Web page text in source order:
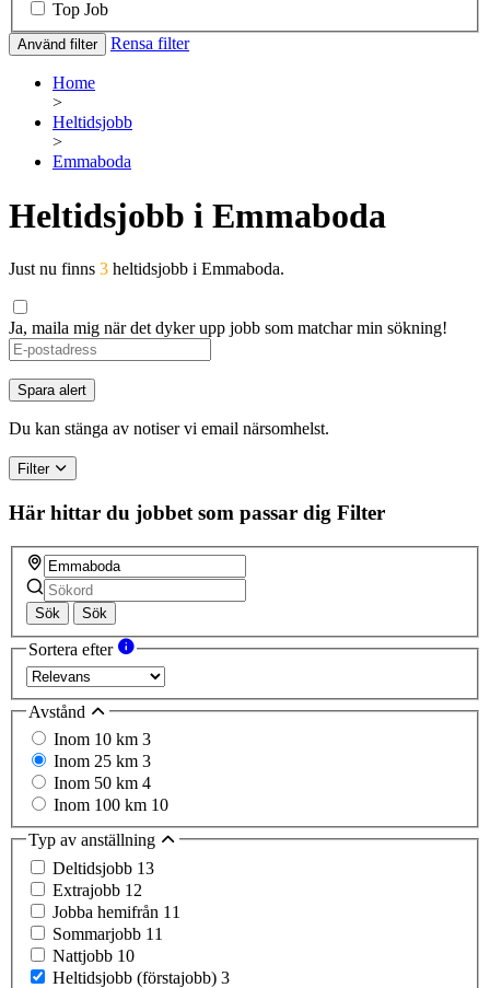
Top Job
Använd filter Rensa filter
Home
>
Heltidsjobb
>
Emmaboda
Heltidsjobb i Emmaboda
Just nu finns 3 heltidsjobb i Emmaboda.
Ja, maila mig när det dyker upp jobb som matchar min sökning!
Spara alert
Du kan stänga av notiser vi email närsomhelst.
Filter
Här hittar du jobbet som passar dig Filter
Sök Sök
Sortera efter
Avstånd
Inom 10 km 3
Inom 25 km 3
Inom 50 km 4
Inom 100 km 10
Typ av anställning
Deltidsjobb 13
Extrajobb 12
Jobba hemifrån 11
Sommarjobb 11
Nattjobb 10
Heltidsjobb (förstajobb) 3